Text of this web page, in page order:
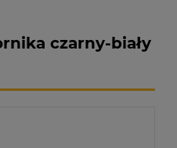
czarny-biały